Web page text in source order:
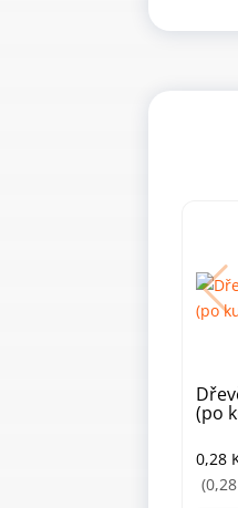
(po
0,28